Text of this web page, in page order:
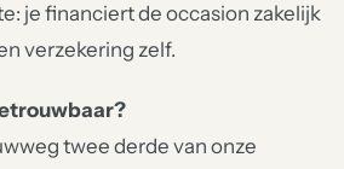
je financiert de occasion zakelijk
verzekering zelf.
twee derde van onze